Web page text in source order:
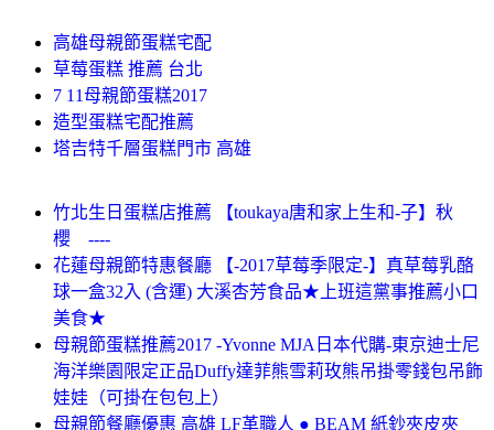
高雄母親節蛋糕宅配
草莓蛋糕 推薦 台北
7 11母親節蛋糕2017
造型蛋糕宅配推薦
塔吉特千層蛋糕門市 高雄
竹北生日蛋糕店推薦 【toukaya唐和家上生和-子】秋
櫻 ----
花蓮母親節特惠餐廳 【-2017草莓季限定-】真草莓乳酪
球一盒32入 (含運) 大溪杏芳食品★上班這黨事推薦小口
美食★
母親節蛋糕推薦2017 -Yvonne MJA日本代購-東京迪士尼
海洋樂園限定正品Duffy達菲熊雪莉玫熊吊掛零錢包吊飾
娃娃（可掛在包包上）
母親節餐廳優惠 高雄 LF革職人 ● BEAM 紙鈔夾皮夾